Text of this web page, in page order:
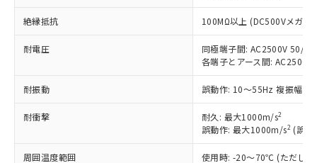
絶縁抵抗 100MΩ以上 (DC500Vメガ)
耐電圧
同極端子間: AC2500V 50/
各端子とアース間:
耐振動 誤動作: 10～55Hz 複振幅
耐衝撃 耐久: 最大1000m/s2
誤動作: 最大1000m/s2 (誤動
周囲温度範囲
使用時: -20～70℃ (ただし、
本サービスは、当社制御機器事業取扱
商品の当社在庫状況および標準価格
(税抜)を提供させていただくもので
当社制御機器事業取扱商品の中には、
本サービスの対象外となる商品もある
ことをご了承ください。
在庫状況および標準価格照会結果は、
記載している更新日時点での社内デー
調査・確認中：EU RoHS指令（10物質）の
非含有の対応状況を調査中または確認中の
非該当品：ライセンス料など無形物で、有
害物質有無と関係のない商品です。
仕入先様の事情により、非含有部品として
いたものが、含有品と判明した場合などや
むを得ず変更することがあります。
鉛(Pb) 1000ppm以下、 水銀(Hg) 1000ppm以下、 カド
※1 中国RoHS○×表
「○」：最大均質材料含有率が中国RoHSの
基準値以下であることを示します。
「×」：最大均質材料含有率が中国RoHSの
基準値を超えていることを示します。
「－」：未確認です。当社販売部門へお問
*中国RoHS10物質の基準値 (GB/T26572)：
当社は、これら貴社製品のうち、外国
為替および外国貿易法に定める商品
（以下｢規制貨物等」という）を輸出
または国外への提供する場合は、日本
国政府の輸出許可(または役務取引許